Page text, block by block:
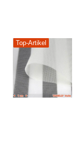
Top-Artikel